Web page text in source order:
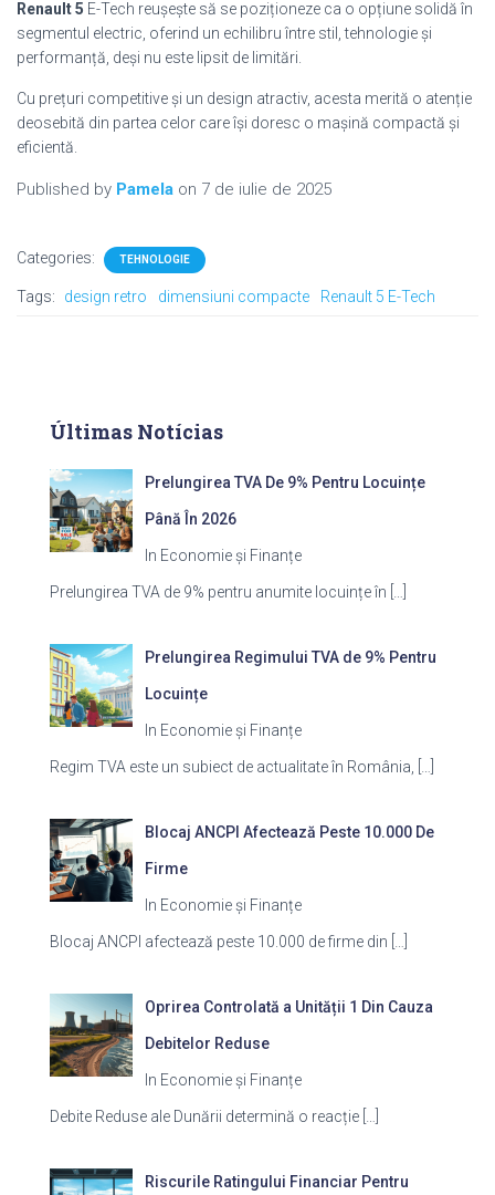
Renault 5 E-Tech reușește să se poziționeze ca o opțiune solidă în
segmentul electric, oferind un echilibru între stil, tehnologie și
performanță, deși nu este lipsit de limitări.
Cu prețuri competitive și un design atractiv, acesta merită o atenție
deosebită din partea celor care își doresc o mașină compactă și
eficientă.
Published by Pamela on 7 de iulie de 2025
Categories: TEHNOLOGIE
Tags: design retro dimensiuni compacte Renault 5 E-Tech
Últimas Notícias
Prelungirea TVA De 9% Pentru Locuințe
Până În 2026
In Economie și Finanțe
Prelungirea TVA de 9% pentru anumite locuințe în
Prelungirea Regimului TVA de 9% Pentru
Locuințe
In Economie și Finanțe
Regim TVA este un subiect de actualitate în România,
Blocaj ANCPI Afectează Peste 10.000 De
Firme
In Economie și Finanțe
Blocaj ANCPI afectează peste 10.000 de firme din
Oprirea Controlată a Unității 1 Din Cauza
Debitelor Reduse
In Economie și Finanțe
Debite Reduse ale Dunării determină o reacție
Riscurile Ratingului Financiar Pentru